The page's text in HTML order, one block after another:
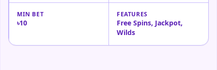
MIN BET
৳10
FEATURES
Free Spins, Jackpot,
Wilds